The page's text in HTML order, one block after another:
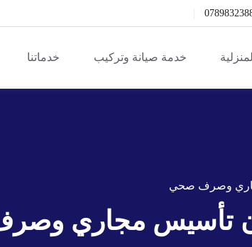
خدمة صيانة وتركيب خدماتنا
وصرف صحي
تأسيس مجاري